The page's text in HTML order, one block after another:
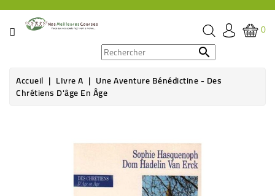
CATÉGORIE
ÉPICERIE
0

Accueil LIvre A Une Aventure Bénédictine - Des
Chrétiens D'âge En Âge